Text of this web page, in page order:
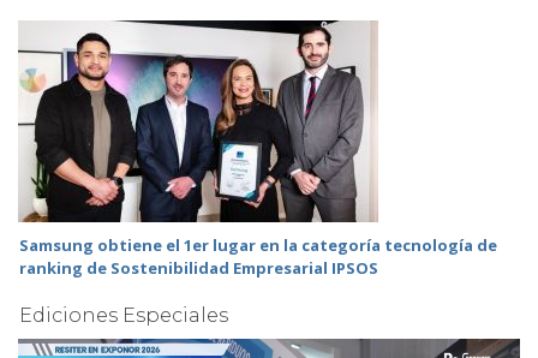
Samsung obtiene el 1er lugar en la categoría tecnología de
ranking de Sostenibilidad Empresarial IPSOS
Ediciones Especiales